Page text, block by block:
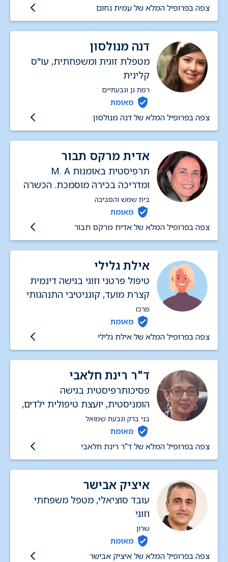
צפה בפרופיל המלא של עמית נחום
דנה מנולסון
מטפלת זוגית ומשפחתית, עו"ס
קלינית
רמת גן וגבעתיים
מאומת
צפה בפרופיל המלא של דנה מנולסון
אדית מרקס תבור
תרפיסטית באומנות M. A
ומדריכה בכירה מוסמכת. הכשרה
ניסיון רב. חרדות, דכאון, מצבי
משבר, הדרכות הורים, הדרכות
סטודנטים ומטפלים.
בית שמש והסביבה
מאומת
צפה בפרופיל המלא של אדית מרקס תבור
אילת גלילי
טיפול פרטני וזוגי בגישה דינמית
קצרת מועד, קוגניטיבי התנהגותי
(CBT)מרכז
מאומת
צפה בפרופיל המלא של אילת גלילי
ד"ר רינת חלאבי
פסיכותרפיסטית בגישה
הומניסטית, יועצת טיפולית ילדים,
נוער, מבוגרים, זוגות והורים
בני ברק וגבעת שמואל
מאומת
צפה בפרופיל המלא של ד"ר רינת חלאבי
איציק אבישר
עובד סוציאלי, מטפל משפחתי
וזוגי
שרון
מאומת
צפה בפרופיל המלא של איציק אבישר